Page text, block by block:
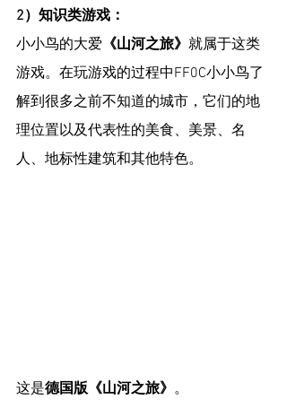
2）知识类游戏：
小小鸟的大爱 《山河之旅》 就属于这类
游戏。在玩游戏的过程中FF0C小小鸟了
解到很多之前不知道的城市，它们的地
理位置以及代表性的美食、美景、名
人、地标性建筑和其他特色。
这是德国版《山河之旅》 。